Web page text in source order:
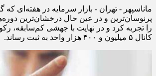
ماناسپهر - تهران - بازار سرمایه در هفته‌ای که
پرنوسان‌ترین و در عین حال درخشان‌ترین
را تجربه کرد و در نهایت با جهشی کم‌سابقه،
کانال ۵ میلیون و ۴۰۰ هزار واحد به ثبت رساند.